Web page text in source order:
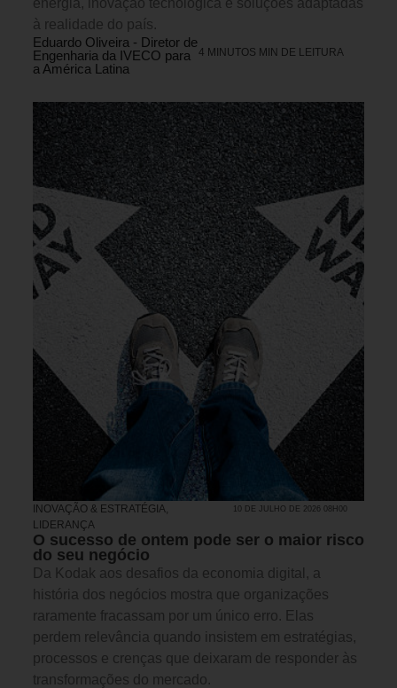
energia, inovação tecnológica e soluções adaptadas
à realidade do país.
Eduardo Oliveira - Diretor de
Engenharia da IVECO para
a América Latina
4 MINUTOS MIN DE LEITURA
INOVAÇÃO & ESTRATÉGIA,
LIDERANÇA
10 DE JULHO DE 2026 08H00
O sucesso de ontem pode ser o maior risco
do seu negócio
Da Kodak aos desafios da economia digital, a
história dos negócios mostra que organizações
raramente fracassam por um único erro. Elas
perdem relevância quando insistem em estratégias,
processos e crenças que deixaram de responder às
transformações do mercado.